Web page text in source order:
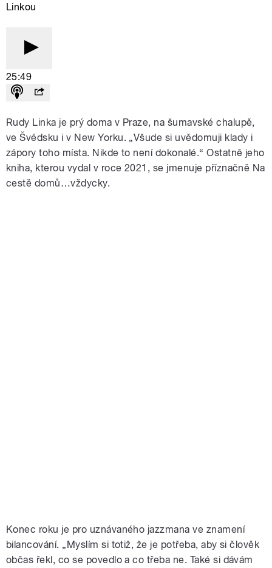
Linkou
25:49
Rudy Linka je prý doma v Praze, na šumavské chalupě,
ve Švédsku i v New Yorku. „Všude si uvědomuji klady i
zápory toho místa. Nikde to není dokonalé.“ Ostatně jeho
kniha, kterou vydal v roce 2021, se jmenuje příznačně Na
cestě domů…vždycky.
Konec roku je pro uznávaného jazzmana ve znamení
bilancování. „Myslím si totiž, že je potřeba, aby si člověk
občas řekl, co se povedlo a co třeba ne. Také si dávám